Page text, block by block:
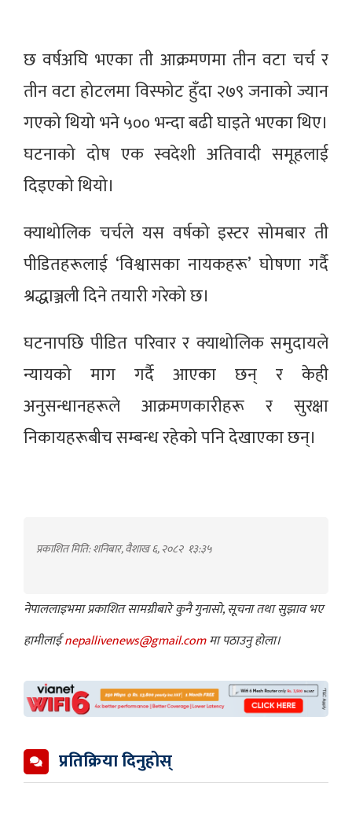
छ वर्षअघि भएका ती आक्रमणमा तीन वटा चर्च र
तीन वटा होटलमा विस्फोट हुँदा २७९ जनाको ज्यान
गएको थियो भने ५०० भन्दा बढी घाइते भएका थिए।
घटनाको दोष एक स्वदेशी अतिवादी समूहलाई
दिइएको थियो।
क्याथोलिक चर्चले यस वर्षको इस्टर सोमबार ती
पीडितहरूलाई ‘विश्वासका नायकहरू’ घोषणा गर्दै
श्रद्धाञ्जली दिने तयारी गरेको छ।
घटनापछि पीडित परिवार र क्याथोलिक समुदायले
न्यायको माग गर्दै आएका छन् र केही
अनुसन्धानहरूले आक्रमणकारीहरू र सुरक्षा
निकायहरूबीच सम्बन्ध रहेको पनि देखाएका छन्।
प्रकाशित मिति: शनिबार, वैशाख ६, २०८२ १३:३५
नेपाललाइभमा प्रकाशित सामग्रीबारे कुनै गुनासो, सूचना तथा सुझाव भए
हामीलाईnepallivenews@gmail.comमा पठाउनु होला।
प्रतिक्रिया दिनुहोस्